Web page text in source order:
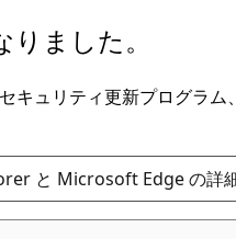
ました。
ュリティ更新プログラム
と Microsoft Edge の詳